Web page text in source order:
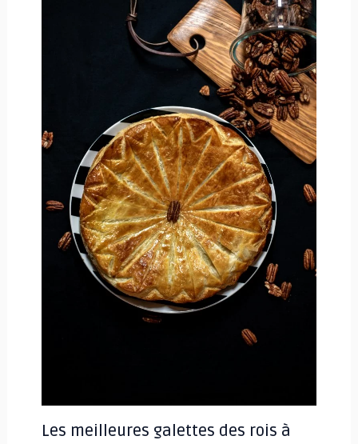
Les meilleures galettes des rois à